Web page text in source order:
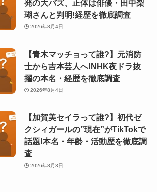
発の大バズ、正体は俳優・田中梨
瑚さんと判明!経歴を徹底調査
2026年8月4日
【青木マッチョって誰?】元消防
士から吉本芸人へ!NHK夜ドラ抜
擢の本名・経歴を徹底調査
2026年8月4日
【加賀美セイラって誰?】初代ゼ
クシィガールの”現在”がTikTokで
話題!本名・年齢・活動歴を徹底調
査
2026年8月3日